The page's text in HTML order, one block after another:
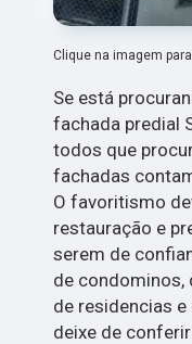
Clique na imagem
Se está
fachada predial
todos que
fachadas
O favoritismo
restauração e
serem de
de
de residencias
deixe de